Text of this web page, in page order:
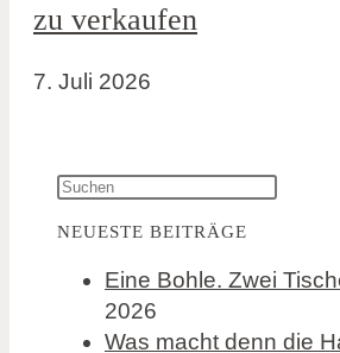
zu verkaufen
7. Juli 2026
NEUESTE BEITRÄGE
Eine Bohle. Zwei
2026
Was macht denn die